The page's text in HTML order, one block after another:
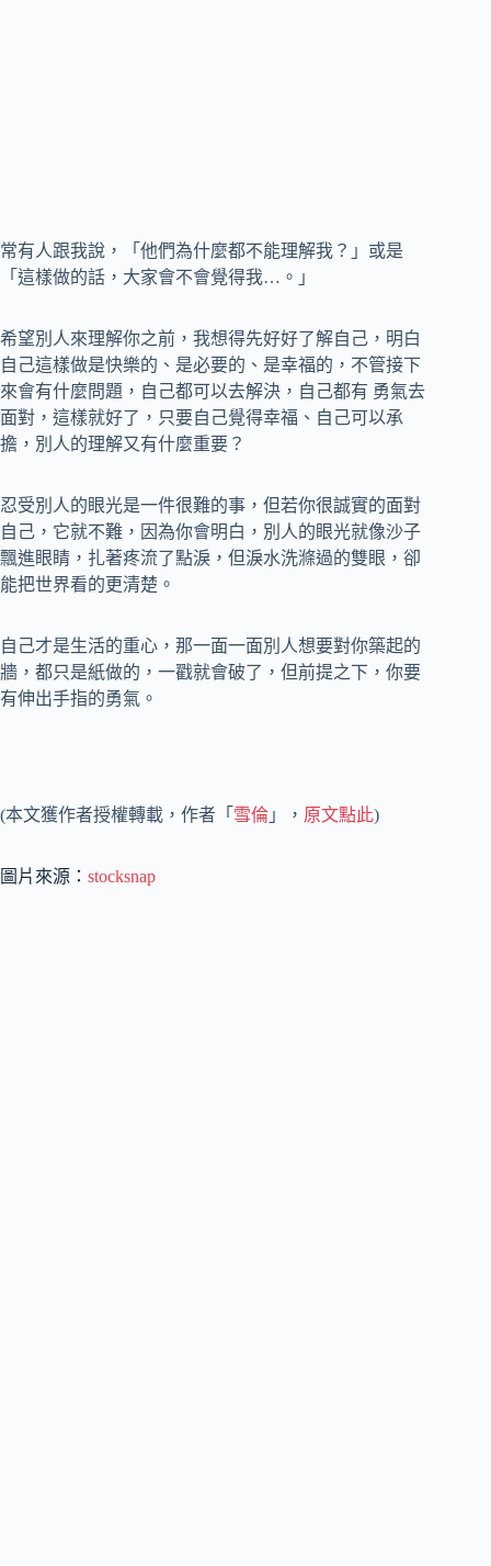
常有人跟我說，「他們為什麼都不能理解我？」或是
「這樣做的話，大家會不會覺得我…。」
希望別人來理解你之前，我想得先好好了解自己，明白
自己這樣做是快樂的、是必要的、是幸福的，不管接下
來會有什麼問題，自己都可以去解決，自己都有 勇氣去
面對，這樣就好了，只要自己覺得幸福、自己可以承
擔，別人的理解又有什麼重要？
忍受別人的眼光是一件很難的事，但若你很誠實的面對
自己，它就不難，因為你會明白，別人的眼光就像沙子
飄進眼睛，扎著疼流了點淚，但淚水洗滌過的雙眼，卻
能把世界看的更清楚。
自己才是生活的重心，那一面一面別人想要對你築起的
牆，都只是紙做的，一戳就會破了，但前提之下，你要
有伸出手指的勇氣。
(本文獲作者授權轉載，作者「 雪倫 」， 原文點此)
圖片來源： stocksnap